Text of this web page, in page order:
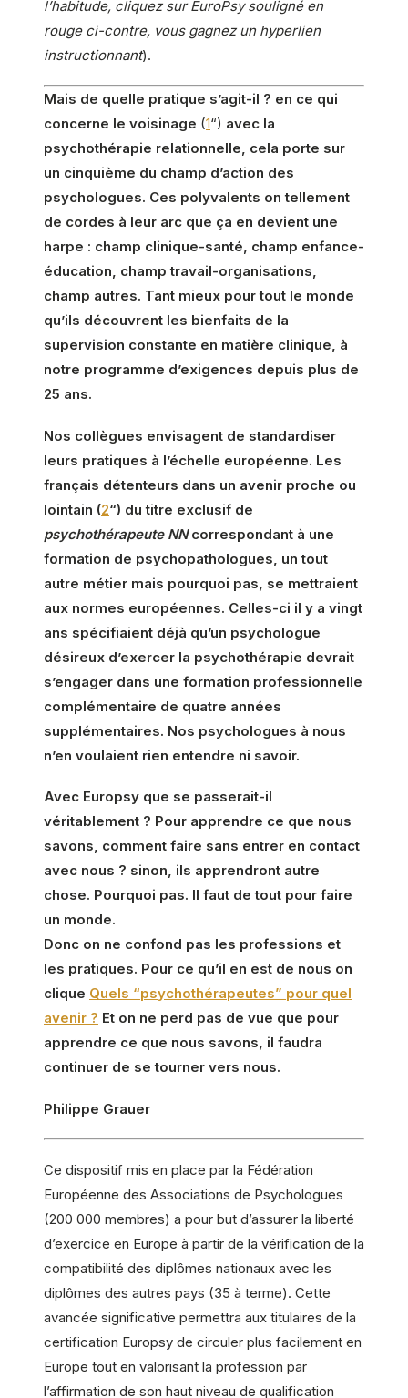
l’habitude, cliquez sur EuroPsy souligné en
rouge ci-contre, vous gagnez un hyperlien
instructionnant).
Mais de quelle pratique s’agit-il ? en ce qui
concerne le voisinage (1“) avec la
psychothérapie relationnelle, cela porte sur
un cinquième du champ d’action des
psychologues. Ces polyvalents on tellement
de cordes à leur arc que ça en devient une
harpe : champ clinique-santé, champ enfance-
éducation, champ travail-organisations,
champ autres. Tant mieux pour tout le monde
qu’ils découvrent les bienfaits de la
supervision constante en matière clinique, à
notre programme d’exigences depuis plus de
25 ans.
Nos collègues envisagent de standardiser
leurs pratiques à l’échelle européenne. Les
français détenteurs dans un avenir proche ou
lointain (2“) du titre exclusif de
psychothérapeute NNcorrespondant à une
formation de psychopathologues, un tout
autre métier mais pourquoi pas, se mettraient
aux normes européennes. Celles-ci il y a vingt
ans spécifiaient déjà qu’un psychologue
désireux d’exercer la psychothérapie devrait
s’engager dans une formation professionnelle
complémentaire de quatre années
supplémentaires. Nos psychologues à nous
n’en voulaient rien entendre ni savoir.
Avec Europsy que se passerait-il
véritablement ? Pour apprendre ce que nous
savons, comment faire sans entrer en contact
avec nous ? sinon, ils apprendront autre
chose. Pourquoi pas. Il faut de tout pour faire
un monde.
Donc on ne confond pas les professions et
les pratiques. Pour ce qu’il en est de nous on
clique Quels “psychothérapeutes” pour quel
avenir ? Et on ne perd pas de vue que pour
apprendre ce que nous savons, il faudra
continuer de se tourner vers nous.
Philippe Grauer
Ce dispositif mis en place par la Fédération
Européenne des Associations de Psychologues
(200 000 membres) a pour but d’assurer la liberté
d’exercice en Europe à partir de la vérification de la
compatibilité des diplômes nationaux avec les
diplômes des autres pays (35 à terme). Cette
avancée significative permettra aux titulaires de la
certification Europsy de circuler plus facilement en
Europe tout en valorisant la profession par
l’affirmation de son haut niveau de qualification